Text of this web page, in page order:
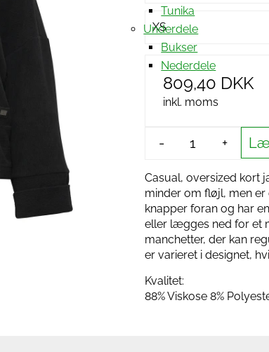
Tunika
Underdele
Bukser
Nederdele
XS
809,40 DKK
inkl. moms
- +
Casual, oversized kort
minder om fløjl, men
knapper foran og har
eller lægges ned for et
manchetter, der kan
er varieret i designet,
Kvalitet:
88% Viskose 8%